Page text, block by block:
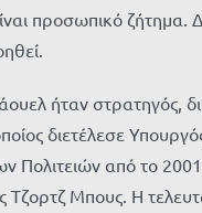
προσωπικό ζήτημα.
ήταν στρατηγός,
διετέλεσε
Πολιτειών από το
Τζορτζ Μπους. Η